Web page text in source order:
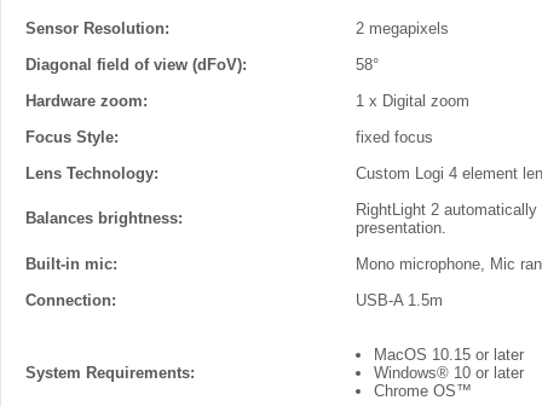
Sensor Resolution:
2 megapixels
Diagonal field of view (dFoV):
58°
Hardware zoom:
1 x Digital zoom
Focus Style:
fixed focus
Lens Technology:
Custom Logi 4 element
Balances brightness:
RightLight 2
presentation.
Built-in mic:
Mono microphone, Mic
Connection:
USB-A 1.5m
System Requirements:
MacOS 10.15 or later
Windows® 10 or later
Chrome OS™